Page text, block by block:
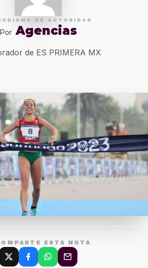
DE AUTORIDAD
Por Agencias
de ES PRIMERA MX
ESTA NOTA